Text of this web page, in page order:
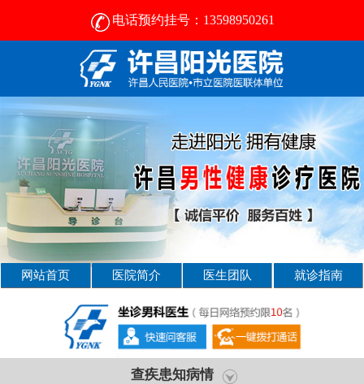
电话预约挂号：13598950261
许昌男科病医院那好- [2025新资讯] -许昌男科医院
网站首页 医院简介 医生团队 就诊指南
查疾患知病情